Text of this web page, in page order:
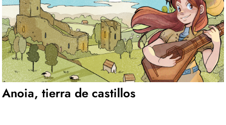
Anoia, tierra de castillos